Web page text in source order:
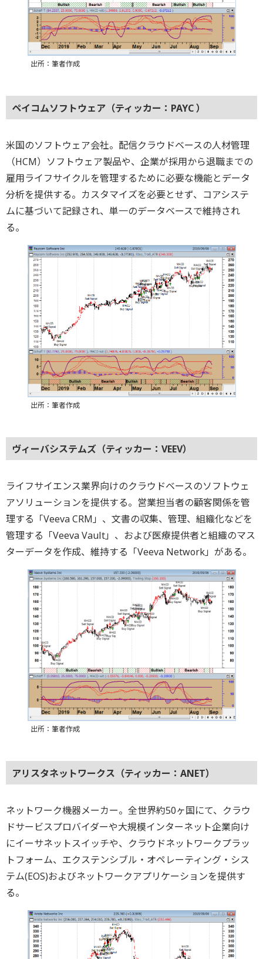
出所：筆者作成
ペイコムソフトウェア（ティッカー：PAYC ）
米国のソフトウェア会社。配信クラウドベースの人材管理
（HCM）ソフトウェア製品や、企業が採用から退職までの
雇用ライフサイクルを管理するために必要な機能とデータ
分析を提供する。カスタマイズを必要とせず、コアシステ
ムに基づいて記録され、単一のデータベースで維持され
る。
出所：筆者作成
ヴィーバシステムズ（ティッカー：VEEV）
ライフサイエンス業界向けのクラウドベースのソフトウェ
アソリューションを提供する。営業担当者の顧客関係を管
理する「Veeva CRM」、文書の収集、管理、組織化などを
管理する「Veeva Vault」、および医療提供者と組織のマス
ターデータを作成、維持する「Veeva Network」がある。
出所：筆者作成
アリスタネットワークス（ティッカー：ANET）
ネットワーク機器メーカー。全世界約50ヶ国にて、クラウ
ドサービスプロバイダーや大規模インターネット企業向け
にイーサネットスイッチや、クラウドネットワークプラッ
トフォーム、エクステンシブル・オペレーティング・シス
テム(EOS)およびネットワークアプリケーションを提供す
る。